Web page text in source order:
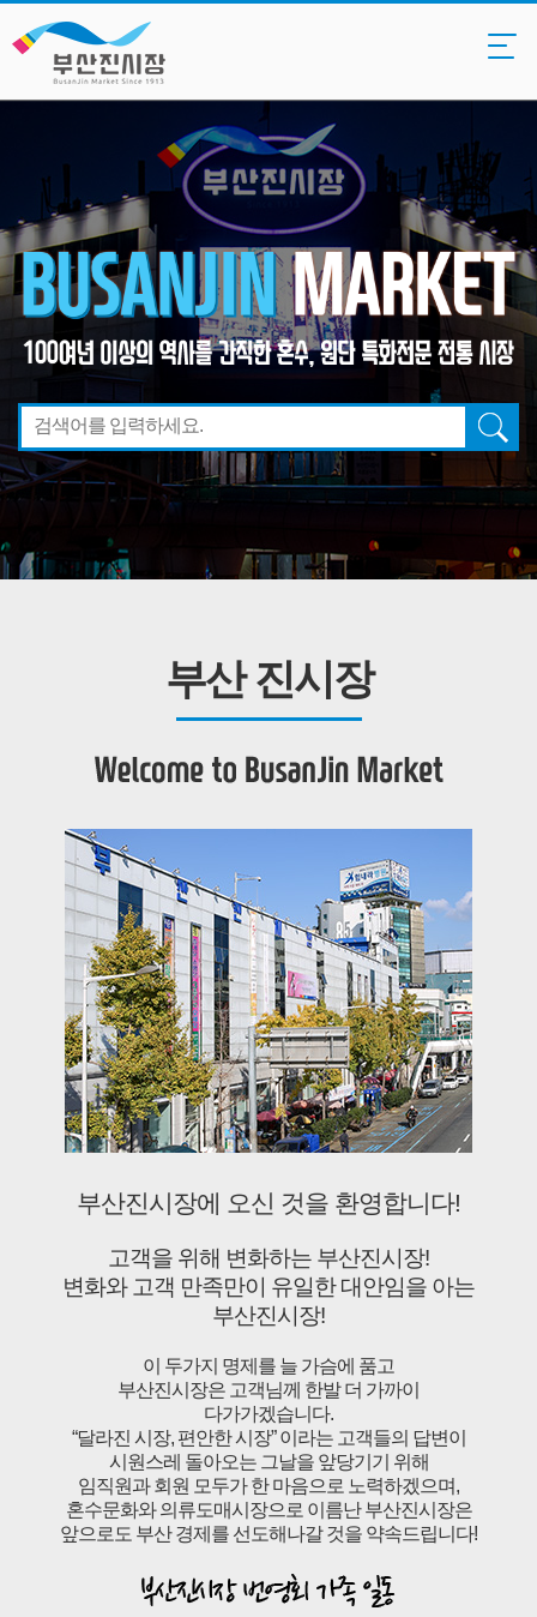
부산 진시장
부산진시장에 오신 것을 환영합니다!
고객을 위해 변화하는 부산진시장!
변화와 고객 만족만이 유일한 대안임을 아는
부산진시장!
이 두가지 명제를 늘 가슴에 품고
부산진시장은 고객님께 한발 더 가까이
다가가겠습니다.
“달라진 시장, 편안한 시장” 이라는 고객들의 답변이
시원스레 돌아오는 그날을 앞당기기 위해
임직원과 회원 모두가 한 마음으로 노력하겠으며,
혼수문화와 의류도매시장으로 이름난 부산진시장은
앞으로도 부산 경제를 선도해나갈 것을 약속드립니다!